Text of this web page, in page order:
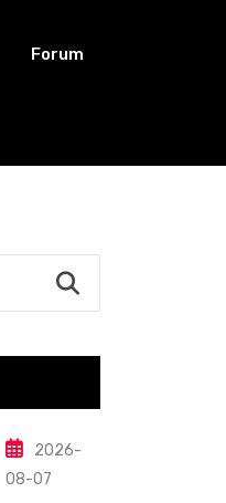
Forum
2026-
08-07